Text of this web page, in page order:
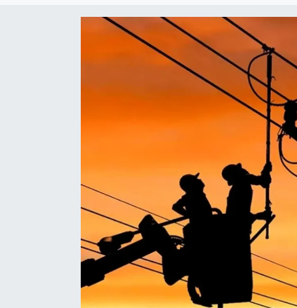
Gündem
Nöbetçi Eczaneler
Otomobil Dünyası